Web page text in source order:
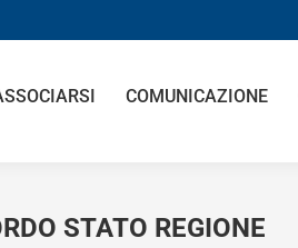
COMUNICAZIONE
STATO REGIONE